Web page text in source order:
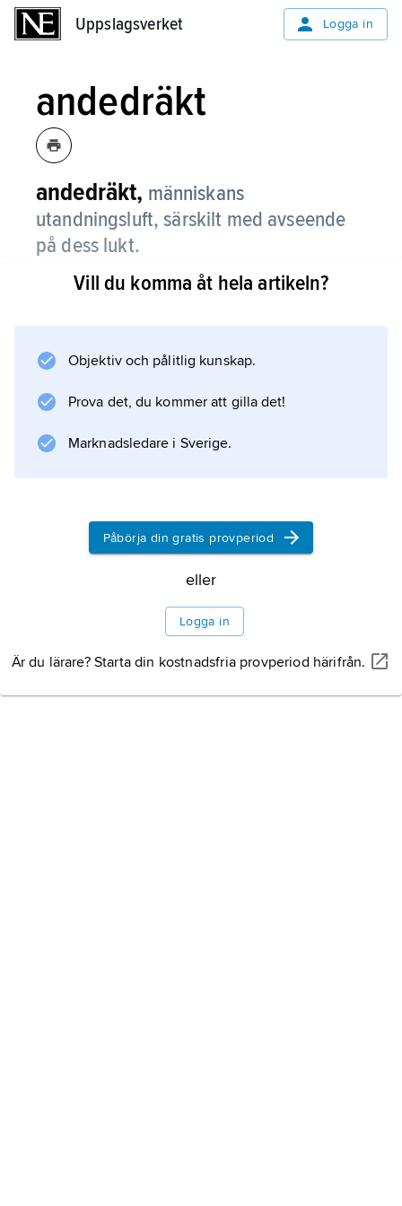
Uppslagsverket Logga in
andedräkt
andedräkt, människans
utandningsluft, särskilt med avseende
på dess lukt.
Dålig andedräkt kan inom medicin och
eller
;, se
fetor
.
Information om artikeln
Vill du komma åt hela artikeln?
Objektiv och pålitlig kunskap.
Prova det, du kommer att gilla det!
Marknadsledare i Sverige.
Påbörja din gratis provperiod
eller
Logga in
Är du lärare? Starta din kostnadsfria provperiod härifrån.